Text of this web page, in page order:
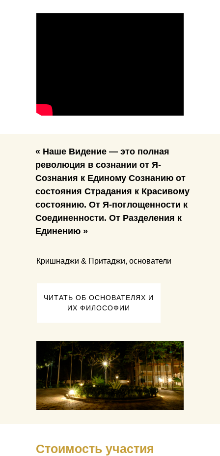
Кришнаджи & Притаджи, основатели
ЧИТАТЬ ОБ ОСНОВАТЕЛЯХ И
ИХ ФИЛОСОФИИ
« Наше Видение — это полная
революция в сознании от Я-
Сознания к Единому Сознанию от
состояния Страдания к Красивому
состоянию. От Я-поглощенности к
Соединенности. От Разделения к
Единению »
Стоимость участия